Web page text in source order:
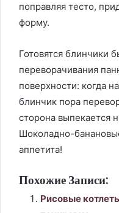
поправляя тесто,
форму.
Готовятся блинчики
переворачивания
поверхности: когда
блинчик пора
сторона выпекается
Шоколадно-
аппетита!
Похожие Записи:
Рисовые